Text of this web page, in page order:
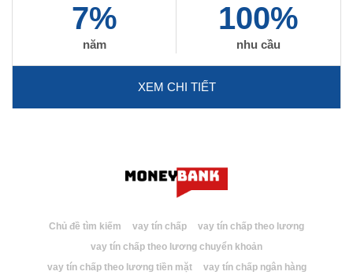
7%
năm
100%
nhu cầu
XEM CHI TIẾT
Chủ đề tìm kiếm vay tín chấp
vay tín chấp theo lương
vay tín chấp theo lương chuyển khoản
vay tín chấp theo lương tiền mặt
vay tín chấp ngân hàng